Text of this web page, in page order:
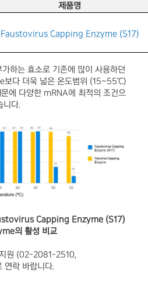
제품명
Faustovirus Capping Enzyme (S17)
가하는 효소로 기존에 많이 사용하던
보다 더욱 넓은 온도범위 (15~55℃)
에 다양한 mRNA에 최적의 조건으
니다.
Capping Enzyme (S17)
의 활성 비교
원 (02-2081-2510,
연락 바랍니다.